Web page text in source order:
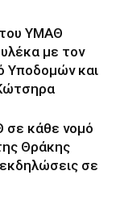
ΥΜΑΘ
με τον
Υποδομών και
σε κάθε νομό
Θράκης
σε